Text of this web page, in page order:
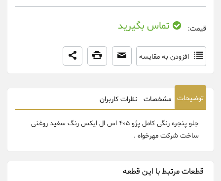
قیمت: تماس بگیرید
افزودن به مقایسه
توضیحات مشخصات نظرات کاربران
جلو پنجره رنگی کامل پژو 405 اس ال ایکس رنگ سفید روغنی
ساخت شرکت مهرخواه .
قطعات مرتبط با این قطعه